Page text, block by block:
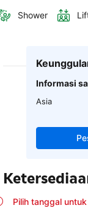
Shower
Informasi
Asia
Pilih tanggal